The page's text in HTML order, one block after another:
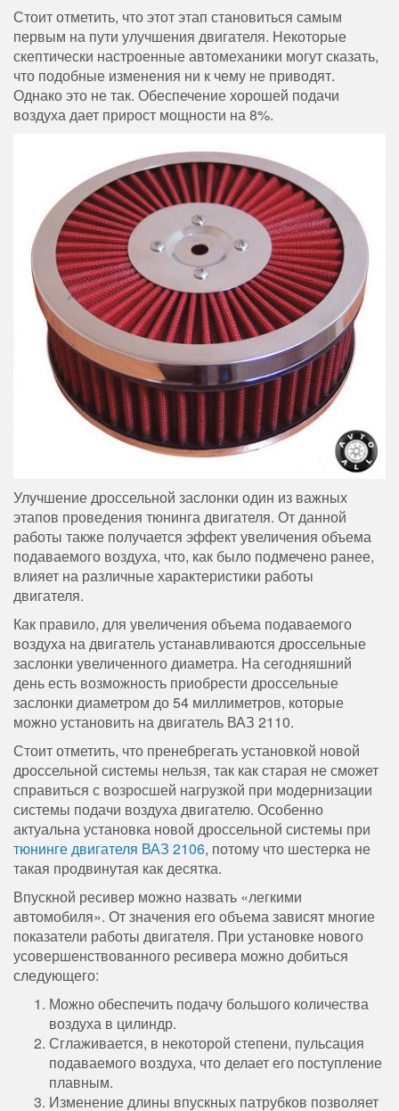
Стоит отметить, что этот этап становиться самым
первым на пути улучшения двигателя. Некоторые
скептически настроенные автомеханики могут сказать,
что подобные изменения ни к чему не приводят.
Однако это не так. Обеспечение хорошей подачи
воздуха дает прирост мощности на 8%.
Улучшение дроссельной заслонки один из важных
этапов проведения тюнинга двигателя. От данной
работы также получается эффект увеличения объема
подаваемого воздуха, что, как было подмечено ранее,
влияет на различные характеристики работы
двигателя.
Как правило, для увеличения объема подаваемого
воздуха на двигатель устанавливаются дроссельные
заслонки увеличенного диаметра. На сегодняшний
день есть возможность приобрести дроссельные
заслонки диаметром до 54 миллиметров, которые
можно установить на двигатель ВАЗ 2110.
Стоит отметить, что пренебрегать установкой новой
дроссельной системы нельзя, так как старая не сможет
справиться с возросшей нагрузкой при модернизации
системы подачи воздуха двигателю. Особенно
актуальна установка новой дроссельной системы при
тюнинге двигателя ВАЗ 2106, потому что шестерка не
такая продвинутая как десятка.
Впускной ресивер можно назвать «легкими
автомобиля». От значения его объема зависят многие
показатели работы двигателя. При установке нового
усовершенствованного ресивера можно добиться
следующего:
Можно обеспечить подачу большого количества
воздуха в цилиндр.
Сглаживается, в некоторой степени, пульсация
подаваемого воздуха, что делает его поступление
плавным.
Изменение длины впускных патрубков позволяет